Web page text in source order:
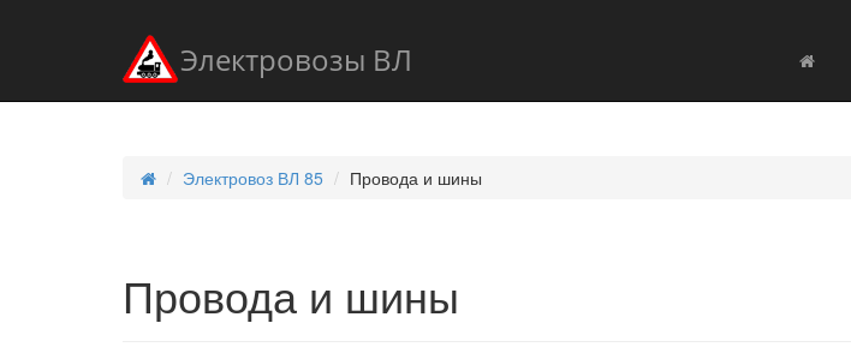
Электровозы ВЛ
Электровоз ВЛ 85 Провода и шины
Провода и шины